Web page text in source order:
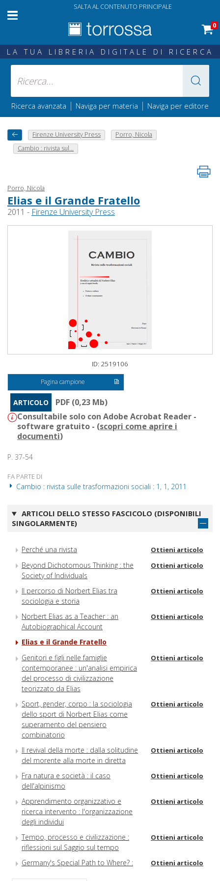
SALTA AL CONTENUTO PRINCIPALE
0
LA TUA LIBRERIA DIGITALE DI RICERCA
Ricerca avanzata | Naviga per materia | Naviga per editore
Firenze University Press
Porro, Nicola
Cambio : rivista sul...
Porro, Nicola
Elias e il Grande Fratello
2011 - Firenze University Press
ID: 2519106
Pagina campione
ARTICOLO
PDF (0,23 Mb)
Consultabile solo con Adobe Acrobat Reader -
software gratuito - (scopri come aprire i
documenti)
P. 37-54
FA PARTE DI
Cambio : rivista sulle trasformazioni sociali : 1, 1, 2011
ARTICOLI DELLO STESSO FASCICOLO (DISPONIBILI
SINGOLARMENTE)
Perché una rivista Ottieni articolo
Beyond Dichotomous Thinking : the
Society of Individuals
Ottieni articolo
Il percorso di Norbert Elias tra
sociologia e storia
Ottieni articolo
Norbert Elias as a Teacher : an
Autobiographical Account
Ottieni articolo
Elias e il Grande Fratello
Genitori e figli nelle famiglie
contemporanee : un'analisi empirica
del processo di civilizzazione
teorizzato da Elias
Ottieni articolo
Sport, gender, corpo : la sociologia
dello sport di Norbert Elias come
superamento del pensiero
combinatorio
Ottieni articolo
Il revival della morte : dalla solitudine
del morente alla morte in diretta
Ottieni articolo
Fra natura e società : il caso
dell'alpinismo
Ottieni articolo
Apprendimento organizzativo e
ricerca intervento : l'organizzazione
degli individui
Ottieni articolo
Tempo, processo e civilizzazione :
riflessioni sul Saggio sul tempo
Ottieni articolo
Germany's Special Path to Where? :
Ottieni articolo